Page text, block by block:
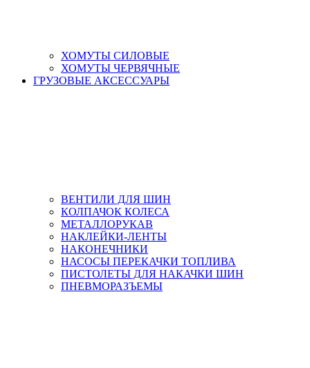
ХОМУТЫ СИЛОВЫЕ
ХОМУТЫ ЧЕРВЯЧНЫЕ
ГРУЗОВЫЕ АКСЕССУАРЫ
ВЕНТИЛИ ДЛЯ ШИН
КОЛПАЧОК КОЛЕСА
МЕТАЛЛОРУКАВ
НАКЛЕЙКИ-ЛЕНТЫ
НАКОНЕЧНИКИ
НАСОСЫ ПЕРЕКАЧКИ ТОПЛИВА
ПИСТОЛЕТЫ ДЛЯ НАКАЧКИ ШИН
ПНЕВМОРАЗЪЕМЫ